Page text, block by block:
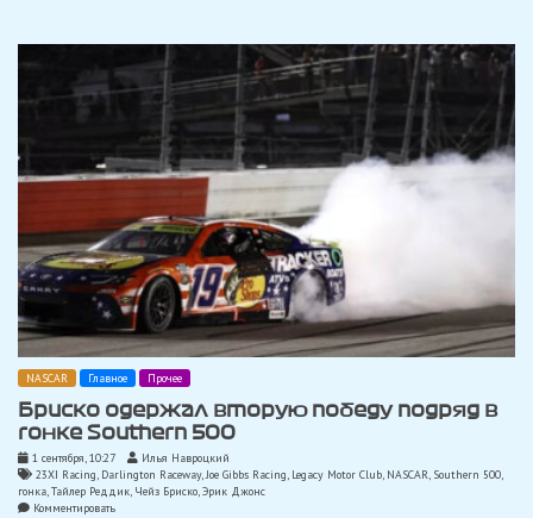
Daytona-
финиш
которой
аварий
NASCAR Главное Прочее
Бриско одержал вторую победу подряд в
гонке Southern 500
1 сентября, 10:27
Илья Навроцкий
23XI Racing, Darlington Raceway,Joe Gibbs Racing, Legacy Motor Club, NASCAR, Southern 500
гонка,Тайлер Реддик, Чейз Бриско,Эрик Джонс
Комментироватьon